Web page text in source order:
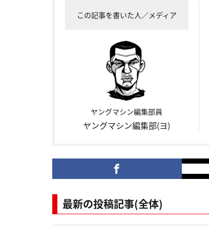
この記事を書いた人／メディア
ヤングマシン編集部員
ヤングマシン編集部(ヨ)
最新の投稿記事(全体)